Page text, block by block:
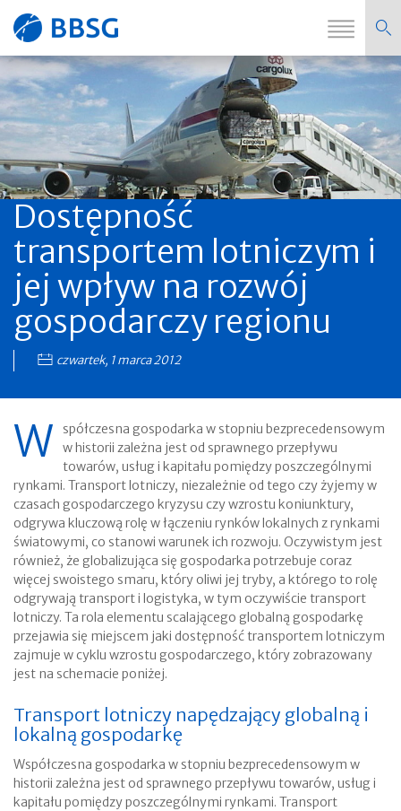
Strona
główna
Dostępność
transportem lotniczym i
jej wpływ na rozwój
gospodarczy regionu
czwartek, 1 marca 2012
W
spółczesna gospodarka w stopniu bezprecedensowym
w historii zależna jest od sprawnego przepływu
towarów, usług i kapitału pomiędzy poszczególnymi
rynkami. Transport lotniczy, niezależnie od tego czy żyjemy w
czasach gospodarczego kryzysu czy wzrostu koniunktury,
odgrywa kluczową rolę w łączeniu rynków lokalnych z rynkami
światowymi, co stanowi warunek ich rozwoju. Oczywistym jest
również, że globalizująca się gospodarka potrzebuje coraz
więcej swoistego smaru, który oliwi jej tryby, a którego to rolę
odgrywają transport i logistyka, w tym oczywiście transport
lotniczy. Ta rola elementu scalającego globalną gospodarkę
przejawia się miejscem jaki dostępność transportem lotniczym
zajmuje w cyklu wzrostu gospodarczego, który zobrazowany
jest na schemacie poniżej.
Transport lotniczy napędzający globalną i
lokalną gospodarkę
Współczesna gospodarka w stopniu bezprecedensowym w
historii zależna jest od sprawnego przepływu towarów, usług i
kapitału pomiędzy poszczególnymi rynkami. Transport